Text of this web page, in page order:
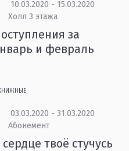
10.03.2020 - 15.03.2020
Холл 3 этажа
за
и февраль
03.03.2020 - 31.03.2020
Абонемент
сердце твоё стучусь